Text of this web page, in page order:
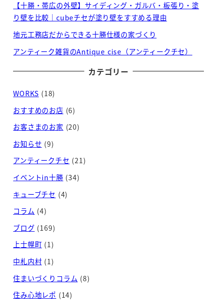
【十勝・帯広の外壁】サイディング・ガルバ・板張り・塗
り壁を比較｜cubeチセが塗り壁をすすめる理由
地元工務店だからできる十勝仕様の家づくり
アンティーク雑貨のAntique cise（アンティークチセ）
カテゴリー
WORKS (18)
おすすめのお店 (6)
お客さまのお家 (20)
お知らせ (9)
アンティークチセ (21)
イベントin十勝 (34)
キューブチセ (4)
コラム (4)
ブログ (169)
上士幌町 (1)
中札内村 (1)
住まいづくりコラム (8)
住み心地レポ (14)